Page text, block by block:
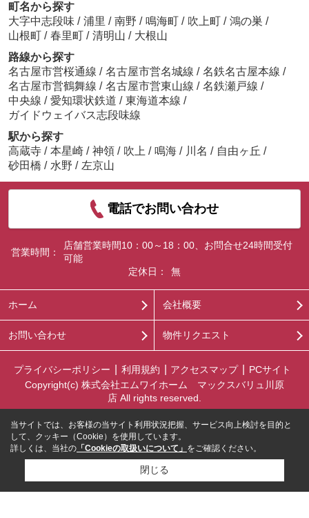
町名から探す
大字中志段味 / 浦里 / 南野 / 鳴海町 / 吹上町 / 鴻の巣 /
山根町 / 春里町 / 清明山 / 大根山
路線から探す
名古屋市営桜通線 / 名古屋市営名城線 / 名鉄名古屋本線 /
名古屋市営鶴舞線 / 名古屋市営東山線 / 名鉄瀬戸線 /
中央線 / 愛知環状鉄道 / 東海道本線 /
ガイドウェイバス志段味線
駅から探す
高蔵寺 / 本星崎 / 神領 / 吹上 / 鳴海 / 川名 / 自由ヶ丘 /
砂田橋 / 水野 / 左京山
電話でお問い合わせ
営業時間：
店舗営業時間10：00～18：00、お問合せ24時間受付
可能
定休日：
無
ホーム 会社概要
お問い合わせ 物件リクエスト
プライバシーポリシー 利用規約 アクセスマップ
PCサイト
Copyright(c) 株式会社エムワイホーム マックスバリュ川原
店 All rights reserved.
当サイトでは、お客様の当サイト利用状況把握、サービス向上検討を目的と
して、クッキー（Cookie）を使用しています。
詳しくは、当社の 「Cookieの取扱いについて」 をご確認ください。
閉じる